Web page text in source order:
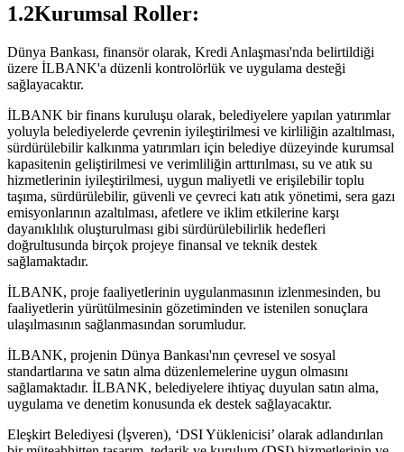
1.2Kurumsal Roller:
Dünya Bankası, finansör olarak, Kredi Anlaşması'nda belirtildiği
üzere İLBANK'a düzenli kontrolörlük ve uygulama desteği
sağlayacaktır.
İLBANK bir finans kuruluşu olarak, belediyelere yapılan yatırımlar
yoluyla belediyelerde çevrenin iyileştirilmesi ve kirliliğin azaltılması,
sürdürülebilir kalkınma yatırımları için belediye düzeyinde kurumsal
kapasitenin geliştirilmesi ve verimliliğin arttırılması, su ve atık su
hizmetlerinin iyileştirilmesi, uygun maliyetli ve erişilebilir toplu
taşıma, sürdürülebilir, güvenli ve çevreci katı atık yönetimi, sera gazı
emisyonlarının azaltılması, afetlere ve iklim etkilerine karşı
dayanıklılık oluşturulması gibi sürdürülebilirlik hedefleri
doğrultusunda birçok projeye finansal ve teknik destek
sağlamaktadır.
İLBANK, proje faaliyetlerinin uygulanmasının izlenmesinden, bu
faaliyetlerin yürütülmesinin gözetiminden ve istenilen sonuçlara
ulaşılmasının sağlanmasından sorumludur.
İLBANK, projenin Dünya Bankası'nın çevresel ve sosyal
standartlarına ve satın alma düzenlemelerine uygun olmasını
sağlamaktadır. İLBANK, belediyelere ihtiyaç duyulan satın alma,
uygulama ve denetim konusunda ek destek sağlayacaktır.
Eleşkirt Belediyesi (İşveren), ‘DSI Yüklenicisi’ olarak adlandırılan